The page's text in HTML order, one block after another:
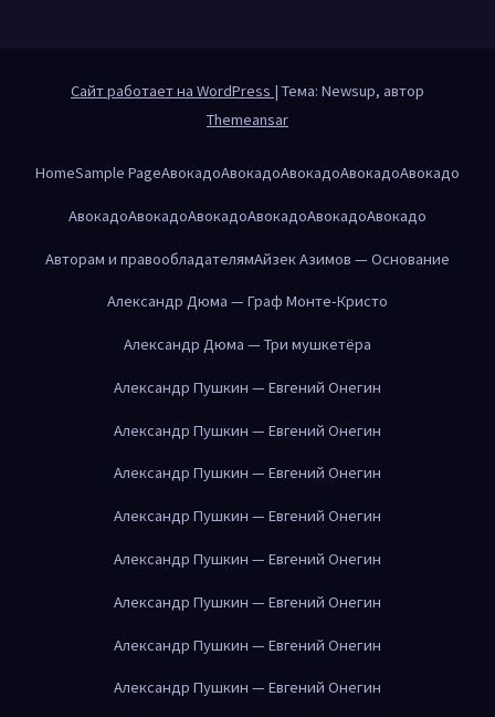
Сайт работает на WordPress | Тема: Newsup, автор
Themeansar
HomeSample PageАвокадоАвокадоАвокадоАвокадоАвокадо
АвокадоАвокадоАвокадоАвокадоАвокадоАвокадо
Авторам и правообладателямАйзек Азимов — Основание
Александр Дюма — Граф Монте-Кристо
Александр Дюма — Три мушкетёра
Александр Пушкин — Евгений Онегин
Александр Пушкин — Евгений Онегин
Александр Пушкин — Евгений Онегин
Александр Пушкин — Евгений Онегин
Александр Пушкин — Евгений Онегин
Александр Пушкин — Евгений Онегин
Александр Пушкин — Евгений Онегин
Александр Пушкин — Евгений Онегин